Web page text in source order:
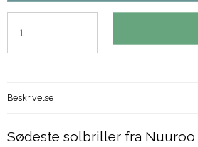
Beskrivelse
Sødeste solbriller fra Nuuroo